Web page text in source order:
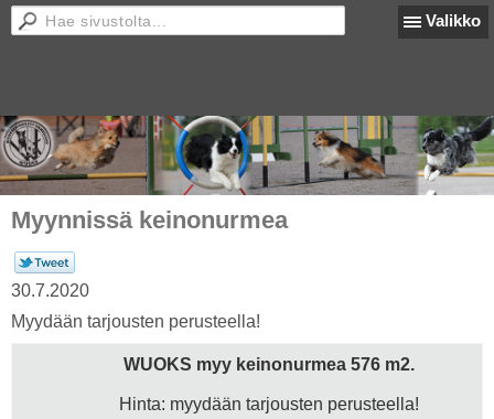
Valikko
Myynnissä keinonurmea
30.7.2020
Myydään tarjousten perusteella!
WUOKS myy keinonurmea 576 m2.
Hinta: myydään tarjousten perusteella!